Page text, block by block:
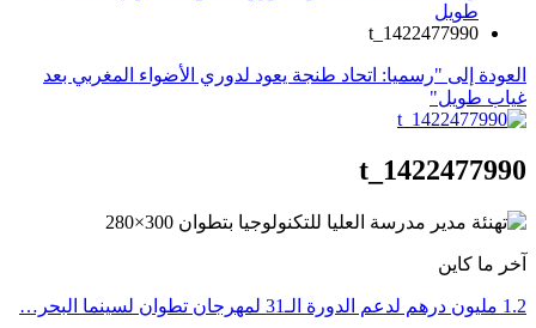
طويل
t_1422477990
العودة إلى "رسميا: اتحاد طنجة يعود لدوري الأضواء المغربي بعد
غياب طويل"
t_1422477990
آخر ما كاين
1.2 مليون درهم لدعم الدورة الـ31 لمهرجان تطوان لسينما البحر…